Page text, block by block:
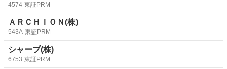
4574 東証PRM
ＡＲＣＨＩＯＮ(株)
543A 東証PRM
シャープ(株)
6753 東証PRM